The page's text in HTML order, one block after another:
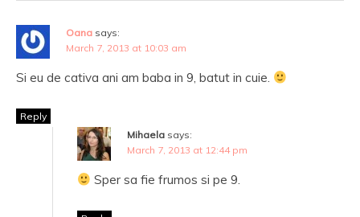
Oana says:
March 7, 2013 at 10:03 am
Si eu de cativa ani am baba in 9, batut in cuie.
Reply
Mihaela says:
March 7, 2013 at 12:44 pm
Sper sa fie frumos si pe 9.